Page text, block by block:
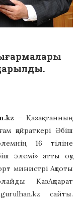
– Қазақстанның
қайраткері Әбіш
16 тіліне
әлемі» атты оқу
министрі Ақтоты
ҚазАқпарат
сайты.